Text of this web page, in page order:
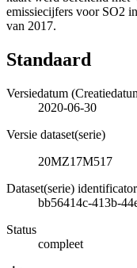
emissiecijfers voor SO2
van 2017.
Standaard
Versiedatum
2020-06-30
Versie dataset(serie)
20MZ17M517
Dataset(serie) identificator
bb56414c-413b-
Status
compleet